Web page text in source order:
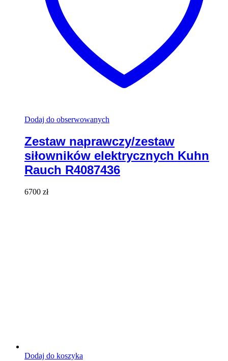
Dodaj do obserwowanych
Zestaw naprawczy/zestaw
siłowników elektrycznych Kuhn
Rauch R4087436
6700 zł
Dodaj do koszyka